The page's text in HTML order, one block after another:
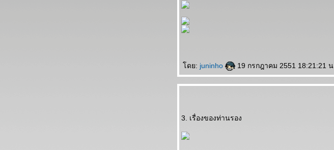
ดย: juninho 19 กรกฎาคม 2551 18:21:21 น.
3. เรื่องของท่านรอง